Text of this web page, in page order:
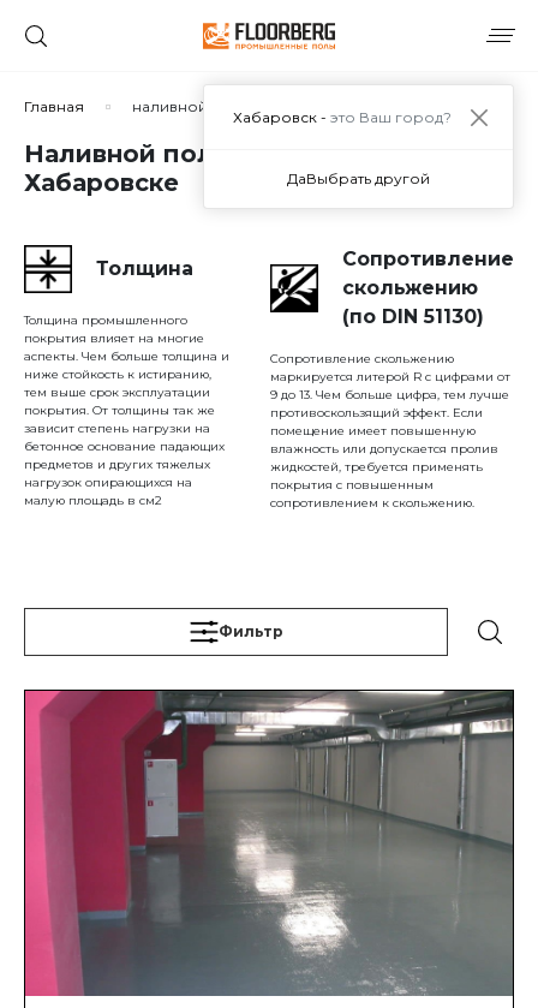
Главная наливной пол для автосервиса
Наливной пол для автосервиса в
Хабаровске
Толщина
Толщина промышленного
покрытия влияет на многие
аспекты. Чем больше толщина и
ниже стойкость к истиранию,
тем выше срок эксплуатации
покрытия. От толщины так же
зависит степень нагрузки на
бетонное основание падающих
предметов и других тяжелых
нагрузок опирающихся на
малую площадь в см2
Сопротивление
скольжению
(по DIN 51130)
Сопротивление скольжению
маркируется литерой R с цифрами от
9 до 13. Чем больше цифра, тем лучше
противоскользящий эффект. Если
помещение имеет повышенную
влажность или допускается пролив
жидкостей, требуется применять
покрытия с повышенным
сопротивлением к скольжению.
Фильтр
Хабаровск - это Ваш город?
ДаВыбрать другой